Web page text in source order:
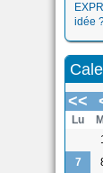
idée
<<
Lu
7